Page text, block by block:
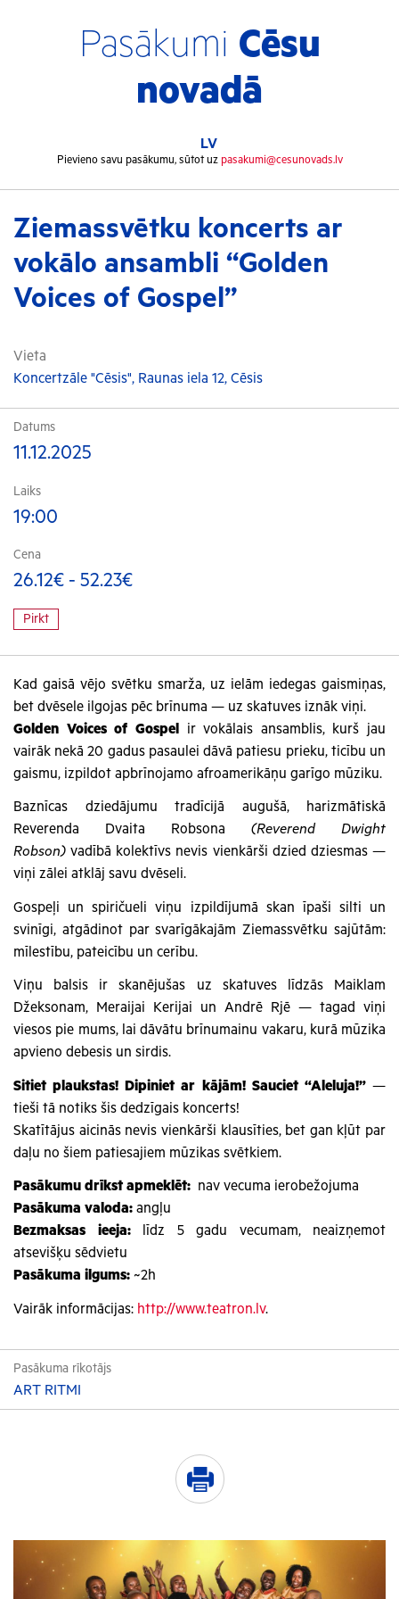
Pasākumi Cēsu
novadā
LV
Pievieno savu pasākumu, sūtot uz pasakumi@cesunovads.lv
Ziemassvētku koncerts ar
vokālo ansambli “Golden
Voices of Gospel”
Vieta
Koncertzāle "Cēsis", Raunas iela 12, Cēsis
Datums
11.12.2025
Laiks
19:00
Cena
26.12€ - 52.23€
Pirkt
Kad gaisā vējo svētku smarža, uz ielām iedegas gaismiņas,
bet dvēsele ilgojas pēc brīnuma — uz skatuves iznāk viņi.
Golden Voices of Gospel
ir vokālais ansamblis, kurš jau
vairāk nekā 20 gadus pasaulei dāvā patiesu prieku, ticību un
gaismu, izpildot apbrīnojamo afroamerikāņu garīgo mūziku.
Baznīcas dziedājumu tradīcijā augušā, harizmātiskā
Reverenda Dvaita Robsona (Reverend Dwight
Robson)vadībā kolektīvs nevis vienkārši dzied dziesmas —
viņi zālei atklāj savu dvēseli.
Gospeļi un spiričueli viņu izpildījumā skan īpaši silti un
svinīgi, atgādinot par svarīgākajām Ziemassvētku sajūtām:
mīlestību, pateicību un cerību.
Viņu balsis ir skanējušas uz skatuves līdzās Maiklam
Džeksonam, Meraijai Kerijai un Andrē Rjē — tagad viņi
viesos pie mums, lai dāvātu brīnumainu vakaru, kurā mūzika
apvieno debesis un sirdis.
Sitiet plaukstas! Dipiniet ar kājām! Sauciet “Aleluja!”—
tieši tā notiks šis dedzīgais koncerts!
Skatītājus aicinās nevis vienkārši klausīties, bet gan kļūt par
daļu no šiem patiesajiem mūzikas svētkiem.
Pasākumu drīkst apmeklēt: nav vecuma ierobežojuma
Pasākuma valoda: angļu
Bezmaksas ieeja:līdz 5 gadu vecumam, neaizņemot
atsevišķu sēdvietu
Pasākuma ilgums: ~2h
Vairāk informācijas: http://www.teatron.lv.
Pasākuma rīkotājs
ART RITMI